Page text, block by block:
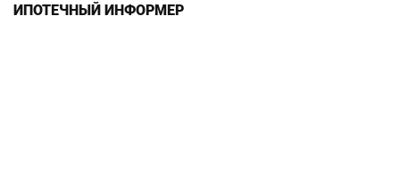
ИПОТЕЧНЫЙ ИНФОРМЕР